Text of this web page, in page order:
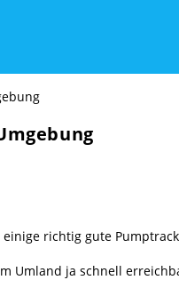
richtig gute
ja schnell